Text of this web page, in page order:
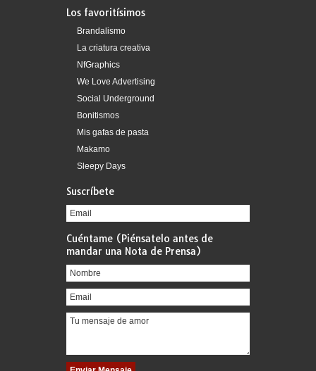
Los favoritísimos
Brandalismo
La criatura creativa
NfGraphics
We Love Advertising
Social Underground
Bonitismos
Mis gafas de pasta
Makamo
Sleepy Days
Suscríbete
Cuéntame (Piénsatelo antes de
mandar una Nota de Prensa)